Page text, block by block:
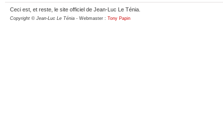
Ceci est, et reste, le site officiel de Jean-Luc Le Ténia.
Copyright © Jean-Luc Le Ténia - Webmaster : Tony Papin